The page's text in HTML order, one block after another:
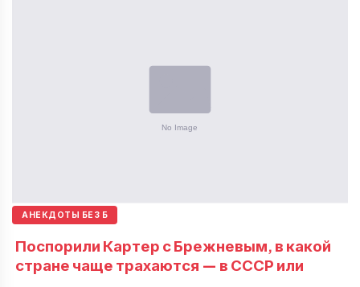
АНЕКДОТЫ БЕЗ Б
Поспорили Картер с Брежневым, в какой
стране чаще трахаются — в СССР или